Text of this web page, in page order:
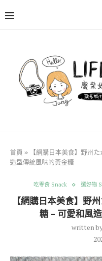
首頁 »
【網購日本美食】野州
造型傳統風味的黃金糖
吃零食 Snack 選好物
【網購日本美食】野
糖 – 可愛和風
written